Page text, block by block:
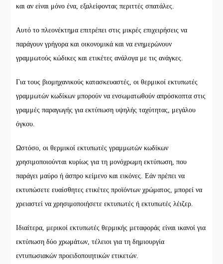
και αν είναι μόνο ένα, εξαλείφοντας περιττές σπατάλες.
Αυτό το πλεονέκτημα επιτρέπει στις μικρές επιχειρήσεις να
παράγουν γρήγορα και οικονομικά και να ενημερώνουν
γραμμωτούς κώδικες και ετικέτες ανάλογα με τις ανάγκες.
Για τους βιομηχανικούς κατασκευαστές, οι θερμικοί εκτυπωτές
γραμμωτών κωδίκων μπορούν να ενσωματωθούν απρόσκοπτα στις
γραμμές παραγωγής για εκτύπωση υψηλής ταχύτητας, μεγάλου
όγκου.
Ωστόσο, οι θερμικοί εκτυπωτές γραμμωτών κωδίκων
χρησιμοποιούνται κυρίως για τη μονόχρωμη εκτύπωση, που
παράγει μαύρο ή άσπρο κείμενο και εικόνες. Εάν πρέπει να
εκτυπώσετε ευαίσθητες ετικέτες προϊόντων χρώματος, μπορεί να
χρειαστεί να χρησιμοποιήσετε εκτυπωτές ή εκτυπωτές λέιζερ.
Ιδιαίτερα, μερικοί εκτυπωτές θερμικής μεταφοράς είναι ικανοί για
εκτύπωση δύο χρωμάτων, τέλειοι για τη δημιουργία
εντυπωσιακών προειδοποιητικών ετικετών.